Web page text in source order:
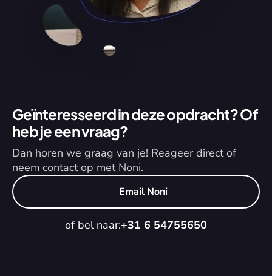
Geïnteresseerd in deze opdracht? Of
heb je een vraag?
Dan horen we graag van je! Reageer direct of
neem contact op met Noni.
Email Noni
of bel naar:+31 6 54755650